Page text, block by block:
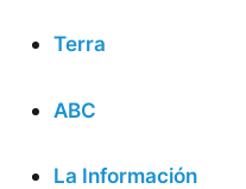
Terra
ABC
La Información